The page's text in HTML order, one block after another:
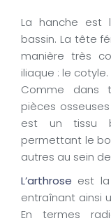
La hanche est
bassin. La tête
manière très
iliaque : le cotyle.
Comme dans
pièces
est un tissu
permettant le
autres au sein
L’arthrose est
entraînant ainsi
En termes